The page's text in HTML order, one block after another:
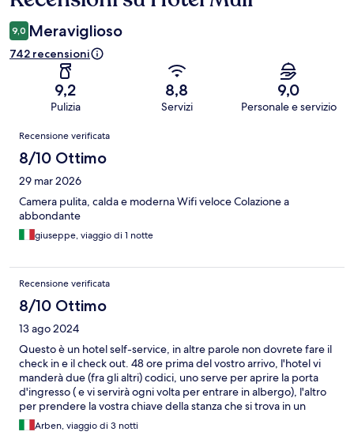
9,0 Meraviglioso
742 recensioni
9,2
Pulizia
8,8
Servizi
9,0
Personale e servizio
Recensioni
Recensione verificata
8/10 Ottimo
29 mar 2026
Camera pulita, calda e moderna Wifi veloce Colazione a
abbondante
giuseppe, viaggio di 1 notte
Recensione verificata
8/10 Ottimo
13 ago 2024
Questo è un hotel self-service, in altre parole non dovrete fare il
check in e il check out. 48 ore prima del vostro arrivo, l'hotel vi
manderà due (fra gli altri) codici, uno serve per aprire la porta
d'ingresso ( e vi servirà ogni volta per entrare in albergo), l'altro
per prendere la vostra chiave della stanza che si trova in un
piccolo box immediatamente sulla destra dopo l'entrata. Per il
check out, basta mettere la chiave nella cassettina sotto il box
Arben, viaggio di 3 notti